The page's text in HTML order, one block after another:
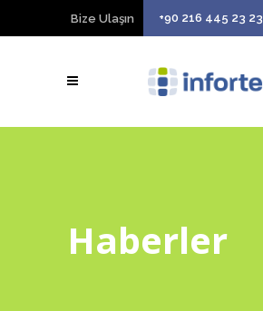
Bize Ulaşın +90 216 445 23 23
Haberler